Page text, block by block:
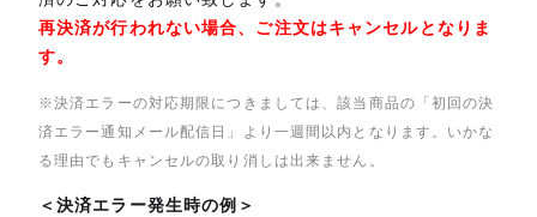
再決済が行われない場合、ご注文はキャンセルとなりま
す。
※決済エラーの対応期限につきましては、該当商品の「初回の決
済エラー通知メール配信日」より一週間以内となります。いかな
る理由でもキャンセルの取り消しは出来ません。
＜決済エラー発生時の例＞